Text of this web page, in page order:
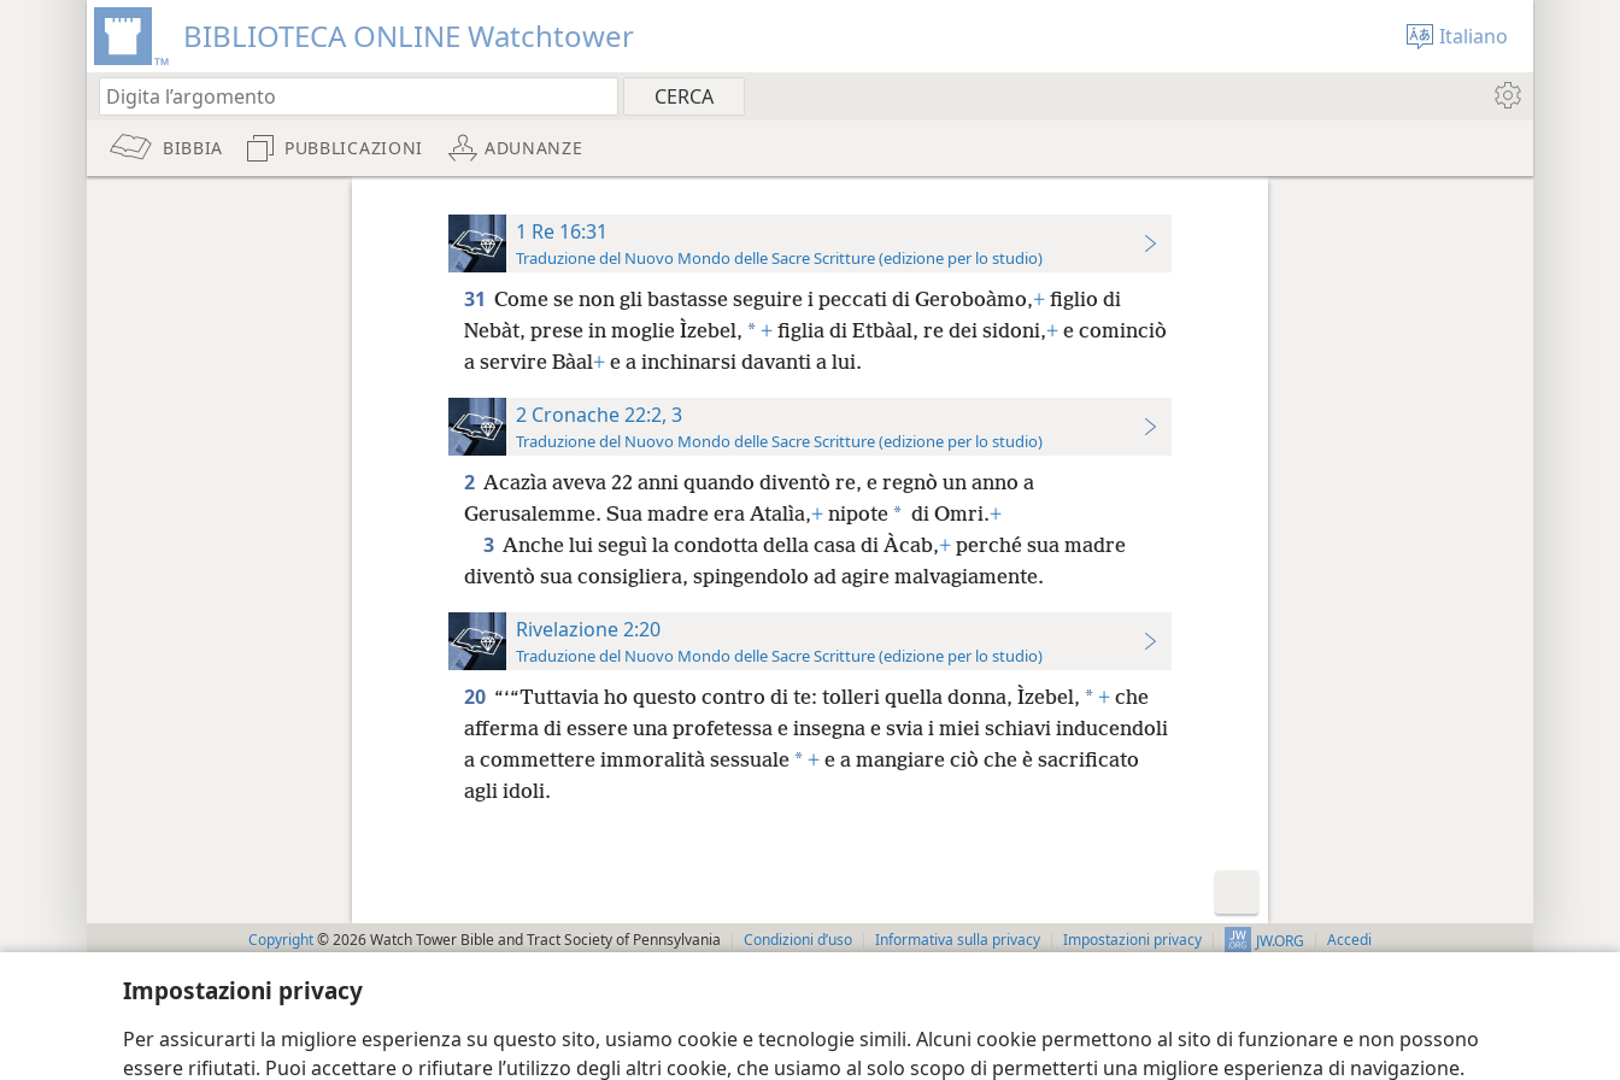
Impostazioni privacy
Per assicurarti la migliore esperienza su questo sito, usiamo cookie e tecnologie simili. Alcuni cookie permettono al sito di funzionare e non possono
essere rifiutati. Puoi accettare o rifiutare l’utilizzo degli altri cookie, che usiamo al solo scopo di permetterti una migliore esperienza di navigazione.
BIBLIOTECA ONLINE Watchtower Italiano
BIBBIA PUBBLICAZIONI ADUNANZE
1 Re 16:31
Traduzione del Nuovo Mondo delle Sacre Scritture (edizione per lo studio)
31 Come se non gli bastasse seguire i peccati di Geroboàmo,+figlio di
Nebàt, prese in moglie Ìzebel, * +figlia di Etbàal, re dei sidoni,+e cominciò
a servire Bàal+e a inchinarsi davanti a lui.
2 Cronache 22:2, 3
Traduzione del Nuovo Mondo delle Sacre Scritture (edizione per lo studio)
2 Acazìa aveva 22 anni quando diventò re, e regnò un anno a
Gerusalemme. Sua madre era Atalìa,+nipote * di Omri.+
3 Anche lui seguì la condotta della casa di Àcab,+perché sua madre
diventò sua consigliera, spingendolo ad agire malvagiamente.
Rivelazione 2:20
Traduzione del Nuovo Mondo delle Sacre Scritture (edizione per lo studio)
20 “‘“Tuttavia ho questo contro di te: tolleri quella donna, Ìzebel, * +che
afferma di essere una profetessa e insegna e svia i miei schiavi inducendoli
a commettere immoralità sessuale * +e a mangiare ciò che è sacrificato
agli idoli.
Copyright© 2026 Watch Tower Bible and Tract Society of Pennsylvania Condizioni d’uso Informativa sulla privacy Impostazioni privacy JW.ORG Accedi